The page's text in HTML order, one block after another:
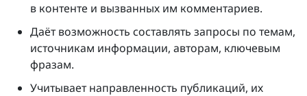
в контенте и вызванных им комментариев.
Даёт возможность составлять запросы по темам,
источникам информации, авторам, ключевым
фразам.
Учитывает направленность публикаций, их